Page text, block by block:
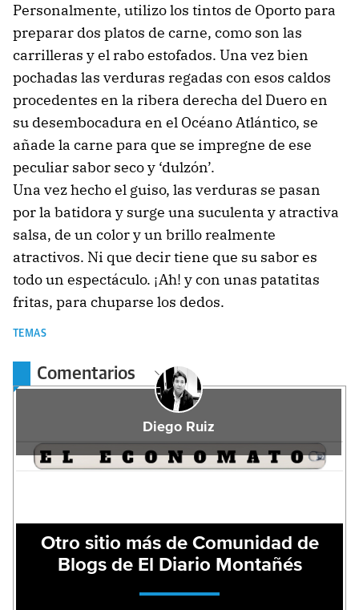
Personalmente, utilizo los tintos de Oporto para
preparar dos platos de carne, como son las
carrilleras y el rabo estofados. Una vez bien
pochadas las verduras regadas con esos caldos
procedentes en la ribera derecha del Duero en
su desembocadura en el Océano Atlántico, se
añade la carne para que se impregne de ese
peculiar sabor seco y ‘dulzón’.
Una vez hecho el guiso, las verduras se pasan
por la batidora y surge una suculenta y atractiva
salsa, de un color y un brillo realmente
atractivos. Ni que decir tiene que su sabor es
todo un espectáculo. ¡Ah! y con unas patatitas
fritas, para chuparse los dedos.
TEMAS
Comentarios
Diego Ruiz
Otro sitio más de Comunidad de
Blogs de El Diario Montañés